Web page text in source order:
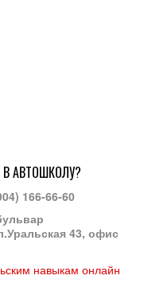
В АВТОШКОЛУ?
166-66-60
43, офис
навыкам онлайн